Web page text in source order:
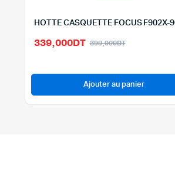
399,000DTLe
initial
était :
399,000DT.
339,000DT
Le
actuel
est :
339,000DT.
Ajouter au panier